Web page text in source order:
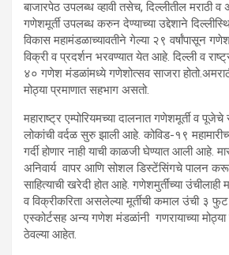
बाजारपेठ उपलब्ध व्हावी तसेच, दिल्लीतील मराठी
गणेशमूर्ती उपलब्ध करुन देण्याच्या उद्देशाने
विकास महामंडळाच्यावतीने गेल्या २९ वर्षांपासून
विक्री व प्रदर्शन भरवण्यात येत आहे. दिल्ली व
४० गणेश मंडळांमध्ये गणेशोत्सव साजरा
मोठ्या प्रमाणात सहभाग असतो.
महाराष्ट्र एम्पोरियमच्या दालनात गणेशमूर्ती व पूजेचे
लोकांची वर्दळ सुरु झाली आहे. कोविड-१९
गर्दी होणार नाही याची काळजी घेण्यात आली आहे.
अनिवार्य वापर आणि सोशल डिस्टेंसिंगचे पालन
साहित्याची खरेदी होत आहे. गणेशमुर्तींच्या
व विक्रीकरिता असलेल्या मूर्तीची कमाल उंची ३
एस्कोर्टसह अन्य गणेश मंडळांनी गणरायाच्या मोठ्या
ठेवल्या आहेत.